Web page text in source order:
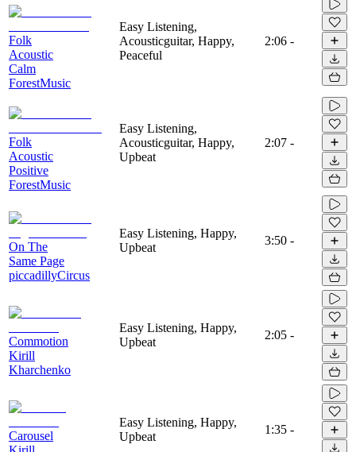
Folk
Acoustic
Calm
ForestMusic
Easy Listening,
Acousticguitar, Happy,
Peaceful
2:06 -
Folk
Acoustic
Positive
ForestMusic
Easy Listening,
Acousticguitar, Happy,
Upbeat
2:07 -
On The
Same Page
piccadillyCircus
Easy Listening, Happy,
Upbeat
3:50 -
Commotion
Kirill
Kharchenko
Easy Listening, Happy,
Upbeat
2:05 -
Carousel
Easy Listening, Happy,
Upbeat
1:35 -